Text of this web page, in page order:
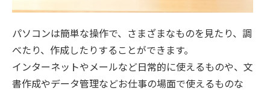
パソコンは簡単な操作で、さまざまなものを見たり、調
べたり、作成したりすることができます。
インターネットやメールなど日常的に使えるものや、文
書作成やデータ管理などお仕事の場面で使えるものな